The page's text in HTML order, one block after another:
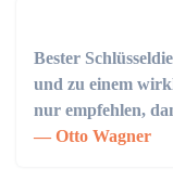
Bester
und zu einem
nur empfehlen,
Otto Wagner